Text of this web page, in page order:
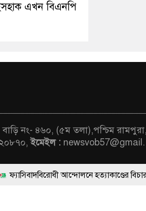
এখন বিএনপি
বাড়ি নং- ৪৬০, (৫ম তলা),পশ্চিম
ইমেইল :
BYThemesBazar.Com
আন্দোলনে হত্যাকাণ্ডের বিচার হবে স্বচ্ছ,